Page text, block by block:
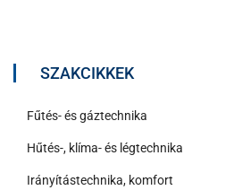
SZAKCIKKEK
Fűtés- és gáztechnika
Hűtés-, klíma- és légtechnika
Irányítástechnika, komfort